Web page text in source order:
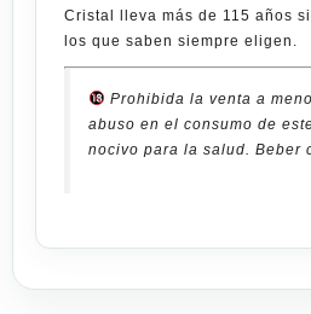
Cristal lleva más de 115 años
los que saben siempre eligen.
Prohibida la venta a
abuso en el consumo de
nocivo para la salud. Beber